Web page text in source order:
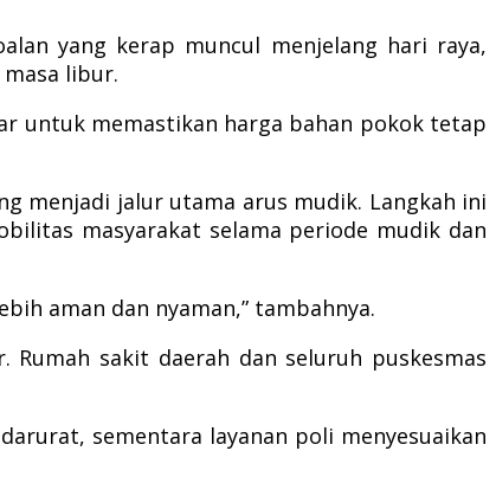
yang kerap muncul menjelang hari raya,
libur.
untuk memastikan harga bahan pokok tetap
menjadi jalur utama arus mudik. Langkah ini
masyarakat selama periode mudik dan
aman dan nyaman,” tambahnya.
sakit daerah dan seluruh puskesmas
sementara layanan poli menyesuaikan